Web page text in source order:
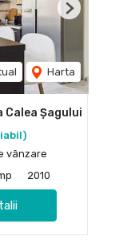
Harta
Next
Calea Șagului
vânzare
2010